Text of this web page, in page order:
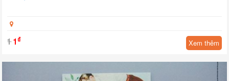
11 đ Xem thêm